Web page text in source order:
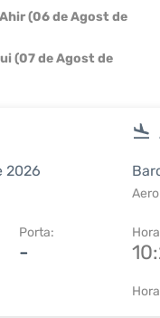
Ahir (06 de Agost de
(07 de Agost de
2026
Porta:
-